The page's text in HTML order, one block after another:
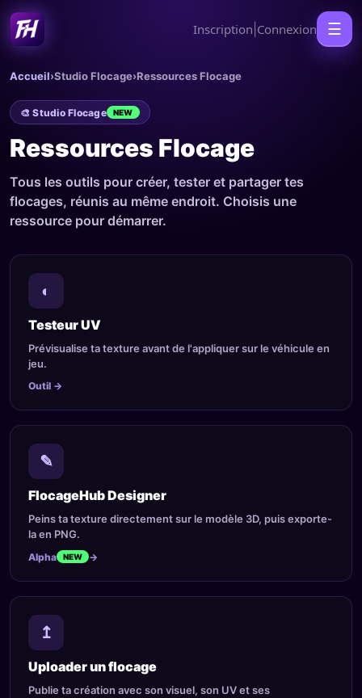
Inscription Connexion ☰
Accueil›Studio Flocage›Ressources Flocage
🎨 Studio Flocage NEW
Ressources Flocage
Tous les outils pour créer, tester et partager tes
flocages, réunis au même endroit. Choisis une
ressource pour démarrer.
◐
Testeur UV
Prévisualise ta texture avant de l'appliquer sur le véhicule en
jeu.
Outil →
✎
FlocageHub Designer
Peins ta texture directement sur le modèle 3D, puis exporte-
la en PNG.
Alpha NEW →
↥
Uploader un flocage
Publie ta création avec son visuel, son UV et ses